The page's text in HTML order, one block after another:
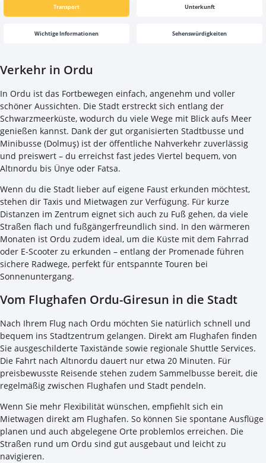
Transport Unterkunft
Wichtige Informationen Sehenswürdigkeiten
Verkehr in Ordu
In Ordu ist das Fortbewegen einfach, angenehm und voller
schöner Aussichten. Die Stadt erstreckt sich entlang der
Schwarzmeerküste, wodurch du viele Wege mit Blick aufs Meer
genießen kannst. Dank der gut organisierten Stadtbusse und
Minibusse (Dolmuş) ist der öffentliche Nahverkehr zuverlässig
und preiswert – du erreichst fast jedes Viertel bequem, von
Altınordu bis Ünye oder Fatsa.
Wenn du die Stadt lieber auf eigene Faust erkunden möchtest,
stehen dir Taxis und Mietwagen zur Verfügung. Für kurze
Distanzen im Zentrum eignet sich auch zu Fuß gehen, da viele
Straßen flach und fußgängerfreundlich sind. In den wärmeren
Monaten ist Ordu zudem ideal, um die Küste mit dem Fahrrad
oder E-Scooter zu erkunden – entlang der Promenade führen
sichere Radwege, perfekt für entspannte Touren bei
Sonnenuntergang.
Vom Flughafen Ordu-Giresun in die Stadt
Nach Ihrem Flug nach Ordu möchten Sie natürlich schnell und
bequem ins Stadtzentrum gelangen. Direkt am Flughafen finden
Sie ausgeschilderte Taxistände sowie regionale Shuttle Services.
Die Fahrt nach Altınordu dauert nur etwa 20 Minuten. Für
preisbewusste Reisende stehen zudem Sammelbusse bereit, die
regelmäßig zwischen Flughafen und Stadt pendeln.
Wenn Sie mehr Flexibilität wünschen, empfiehlt sich ein
Mietwagen direkt am Flughafen. So können Sie spontane Ausflüge
planen und auch abgelegene Orte problemlos erreichen. Die
Straßen rund um Ordu sind gut ausgebaut und leicht zu
navigieren.